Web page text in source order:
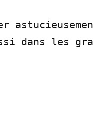
dans les